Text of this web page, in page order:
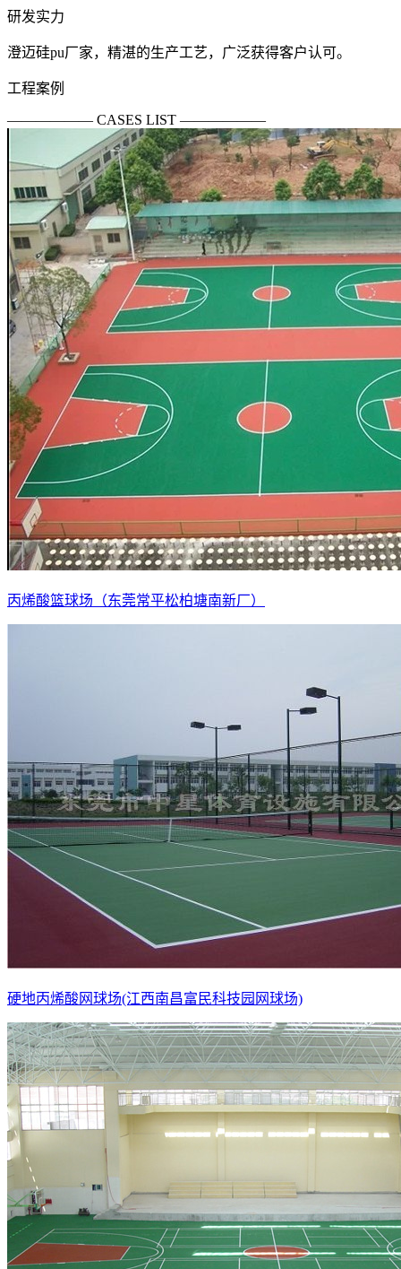
研发实力
澄迈硅pu厂家，精湛的生产工艺，广泛获得客户认可。
工程案例
—————— CASES LIST ——————
丙烯酸篮球场（东莞常平松柏塘南新厂）
硬地丙烯酸网球场(江西南昌富民科技园网球场)